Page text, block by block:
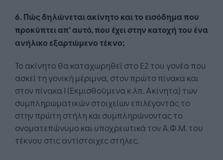
6. Πώς δηλώνεται ακίνητο και το εισόδημα που
προκύπτει απ’ αυτό, που έχει στην κατοχή του ένα
ανήλικο εξαρτώμενο τέκνο;
Το ακίνητο θα καταχωρηθεί στο Ε2 του γονέα που
ασκεί τη γονική μέριμνα, στον πρώτο πίνακα και
στον πίνακα Ι (Εκμισθούμενα κ.λπ. Ακίνητα) των
συμπληρωματικών στοιχείων επιλέγοντάς το
στην πρώτη στήλη και συμπληρώνοντας το
ονοματεπώνυμο και υποχρεωτικά τον Α.Φ.Μ. του
τέκνου στις αντίστοιχες στήλες.